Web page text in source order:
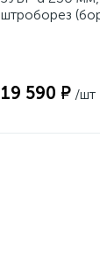
штроборез
19 590 ₽ /шт